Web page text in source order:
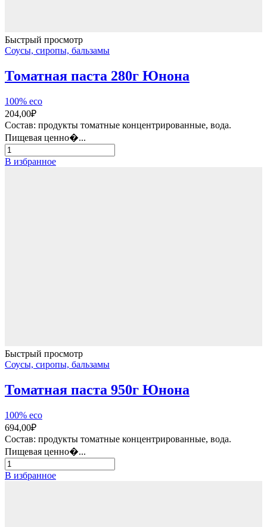
Быстрый просмотр
Соусы, сиропы, бальзамы
Томатная паста 280г Юнона
100% eco
204,00₽
Состав: продукты томатные концентрированные, вода.
Пищевая ценно�...
Количество
товара
Томатная
В избранное
Быстрый просмотр
Соусы, сиропы, бальзамы
Томатная паста 950г Юнона
100% eco
694,00₽
Состав: продукты томатные концентрированные, вода.
Пищевая ценно�...
Количество
товара
Томатная
В избранное